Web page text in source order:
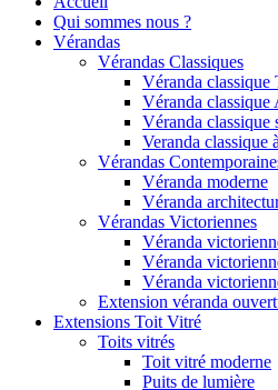
Qui sommes nous ?
Vérandas
Vérandas Classiques
Véranda classique
Véranda
Véranda classique
Veranda classique
Vérandas
Véranda moderne
Véranda
Vérandas Victoriennes
Véranda
Véranda
Véranda
Extension véranda
Extensions Toit Vitré
Toits vitrés
Toit vitré moderne
Puits de lumière